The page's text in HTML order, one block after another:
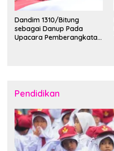
Dandim 1310/Bitung
sebagai Danup Pada
Upacara Pemberangkatan
Pendidikan